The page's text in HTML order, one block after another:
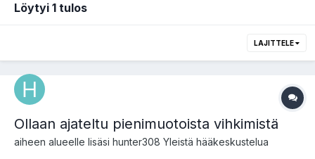
Löytyi 1 tulos
LAJITTELE
Ollaan ajateltu pienimuotoista vihkimistä
aiheen alueelle lisäsi hunter308 Yleistä hääkeskustelua